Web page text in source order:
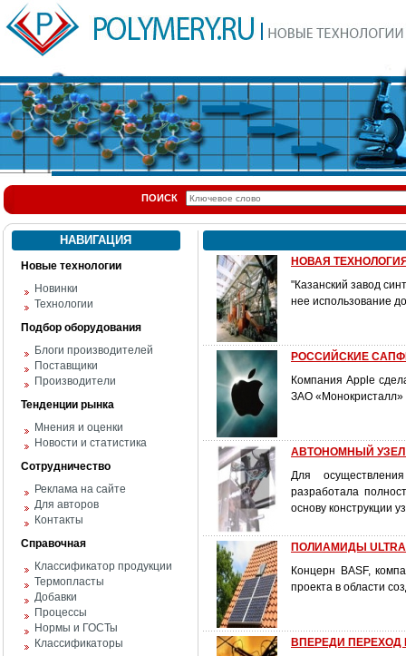
ПОИСК
НАВИГАЦИЯ
Новые технологии
Новинки
Технологии
Подбор оборудования
Блоги производителей
Поставщики
Производители
Тенденции рынка
Мнения и оценки
Новости и статистика
Сотрудничество
Реклама на сайте
Для авторов
Контакты
Справочная
Классификатор продукции
Термопласты
Добавки
Процессы
Нормы и ГОСТы
Классификаторы
НОВАЯ
"Казанский завод
нее использование
РОССИЙСКИЕ
Компания Apple
ЗАО «Монокристалл»
АВТОНОМНЫЙ
Для
разработала
основу конструкции
ПОЛИАМИДЫ
Концерн BASF,
проекта в области
ВПЕРЕДИ